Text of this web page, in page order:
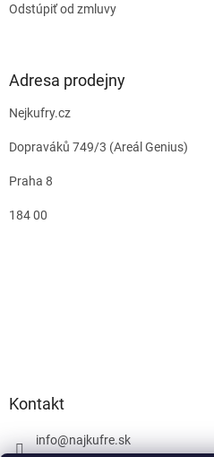
Odstúpiť od zmluvy
Adresa prodejny
Nejkufry.cz
Dopraváků 749/3 (Areál Genius)
Praha 8
184 00
Kontakt
info@najkufre.sk